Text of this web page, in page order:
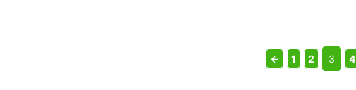
← 1 2 3 4